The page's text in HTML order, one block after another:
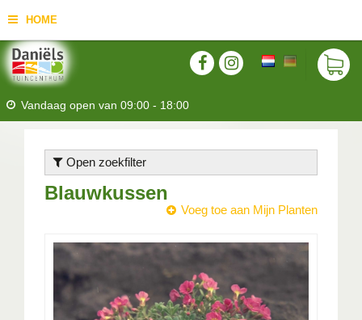
HOME
Vandaag open van 09:00 - 18:00
Open zoekfilter
Blauwkussen
Voeg toe aan Mijn Planten